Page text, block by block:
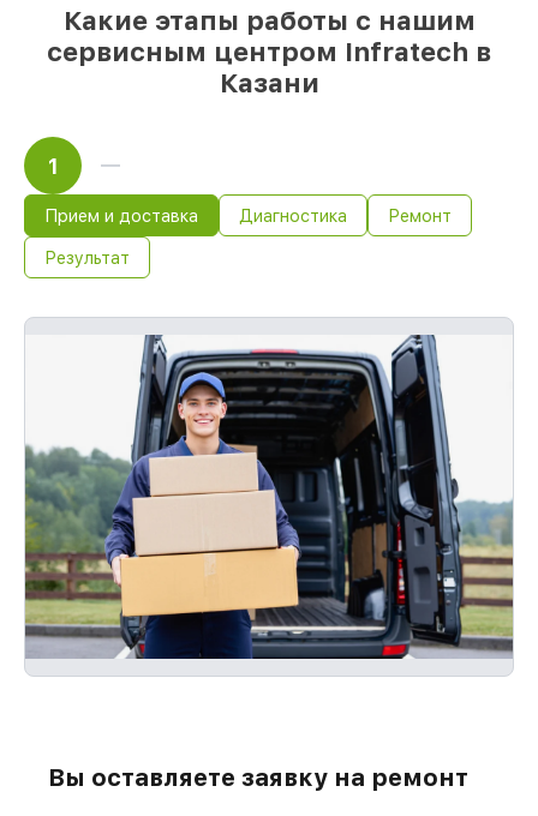
Какие этапы работы с нашим
сервисным центром Infratech в
Казани
1
Прием и доставка Диагностика Ремонт
Результат
Вы оставляете заявку на ремонт